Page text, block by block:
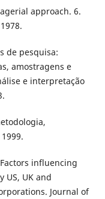
approach. 6.
de pesquisa:
amostragens e
e interpretação
Factors influencing
US, UK and
Journal of